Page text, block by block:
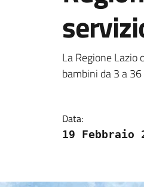
La Regione
bambini da 3 a
Data:
19 Febbraio